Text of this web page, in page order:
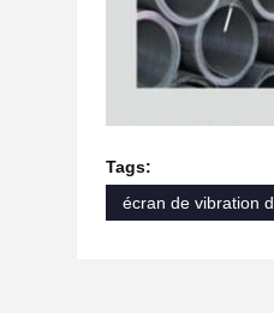
Tags:
écran de vibration